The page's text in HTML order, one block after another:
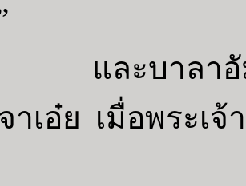
และบาลาอัม
าเอ๋ย เมื่อพระเ